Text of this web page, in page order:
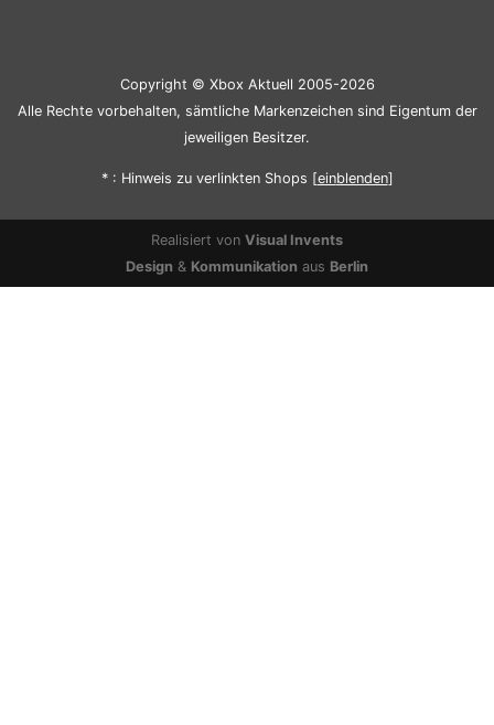
Copyright © Xbox Aktuell 2005-2026
Alle Rechte vorbehalten, sämtliche Markenzeichen sind Eigentum der
jeweiligen Besitzer.
* : Hinweis zu verlinkten Shops [einblenden]
Realisiert von Visual Invents
Design & Kommunikation aus Berlin